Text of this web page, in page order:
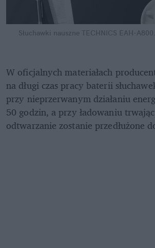
Słuchawki nauszne TECHNICS EAH-A800.
W oficjalnych materiałach
na długi czas pracy baterii
przy nieprzerwanym działaniu
50 godzin, a przy ładowaniu
odtwarzanie zostanie przedłużone